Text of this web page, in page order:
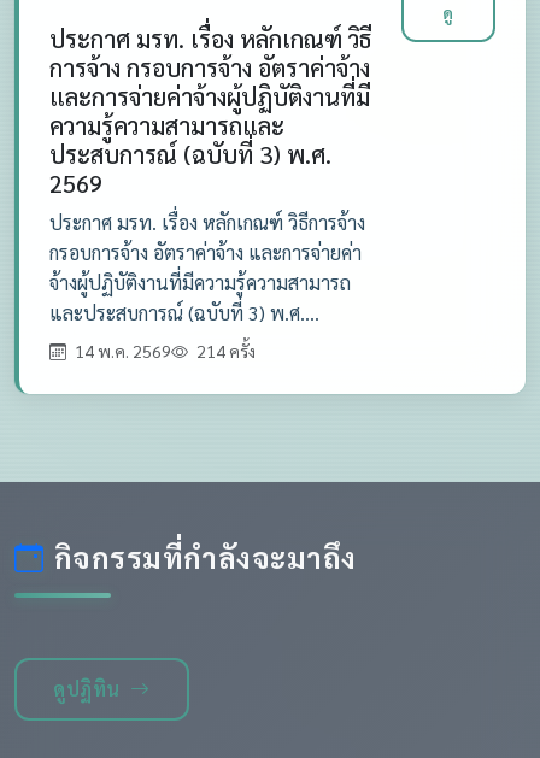
ประกาศ มรท. เรื่อง หลักเกณฑ์ วิธี
การจ้าง กรอบการจ้าง อัตราค่าจ้าง
และการจ่ายค่าจ้างผู้ปฏิบัติงานที่มี
ความรู้ความสามารถและ
ประสบการณ์ (ฉบับที่ 3) พ.ศ.
2569
ประกาศ มรท. เรื่อง หลักเกณฑ์ วิธีการจ้าง
กรอบการจ้าง อัตราค่าจ้าง และการจ่ายค่า
จ้างผู้ปฏิบัติงานที่มีความรู้ความสามารถ
และประสบการณ์ (ฉบับที่ 3) พ.ศ....
14 พ.ค. 2569 214 ครั้ง
ดู
กิจกรรมที่กำลังจะมาถึง
ดูปฏิทิน